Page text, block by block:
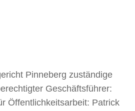
Pinneberg zuständige
Geschäftsführer:
Öffentlichkeitsarbeit: Patrick